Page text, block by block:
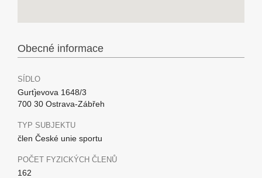
Obecné informace
SÍDLO
Gurťjevova 1648/3
700 30 Ostrava-Zábřeh
TYP SUBJEKTU
člen České unie sportu
POČET FYZICKÝCH ČLENŮ
162